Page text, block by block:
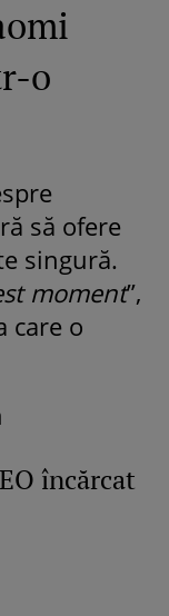
o
să ofere
singură.
moment”,
care o
încărcat